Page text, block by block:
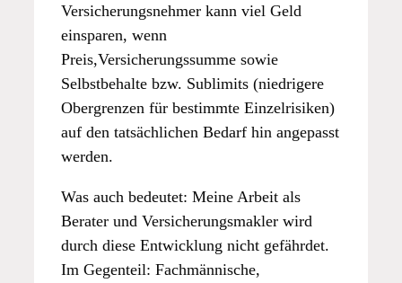
Versicherungsnehmer kann viel Geld
einsparen, wenn
Preis,Versicherungssumme sowie
Selbstbehalte bzw. Sublimits (niedrigere
Obergrenzen für bestimmte Einzelrisiken)
auf den tatsächlichen Bedarf hin angepasst
werden.
Was auch bedeutet: Meine Arbeit als
Berater und Versicherungsmakler wird
durch diese Entwicklung nicht gefährdet.
Im Gegenteil: Fachmännische,